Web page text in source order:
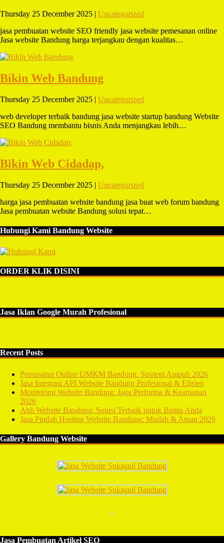
Thursday 25 December 2025 | Uncategorized
jasa pembuatan website SEO friendly jasa website pemesanan online
Jasa website Bandung harga terjangkau dengan kualitas…
Bikin Web Bandung
Thursday 25 December 2025 | Uncategorized
web developer terbaik bandung jasa website startup bandung Website
SEO Bandung membantu bisnis Anda menjangkau lebih…
Bikin Web Cidadap,
Thursday 25 December 2025 | Uncategorized
harga jasa pembuatan website bandung jasa buat web forum bandung
Jasa pembuatan website Bandung solusi tepat…
Hubungi Kami Bandung Website
ORDER KLIK DISINI
Jasa Iklan Google Murah Profesional
Recent Posts
Pemasaran Online UMKM Bandung: Strategi Ampuh 2026
Jasa Integrasi API Website Bandung Profesional & Efisien
Monitoring Website Bandung: Jaga Performa & Keamanan
2026
Ahli Website Bandung: Solusi Terbaik untuk Bisnis Anda
Jasa Pindah Hosting Website Bandung: Mudah & Aman 2026
Gallery Bandung Website
Jasa Pembuatan Artikel SEO